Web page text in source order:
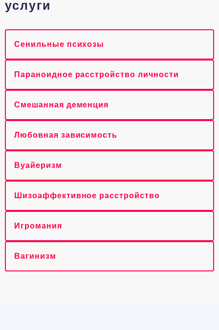
услуги
Сенильные психозы
Параноидное расстройство личности
Смешанная деменция
Любовная зависимость
Вуайеризм
Шизоаффективное расстройство
Игромания
Вагинизм